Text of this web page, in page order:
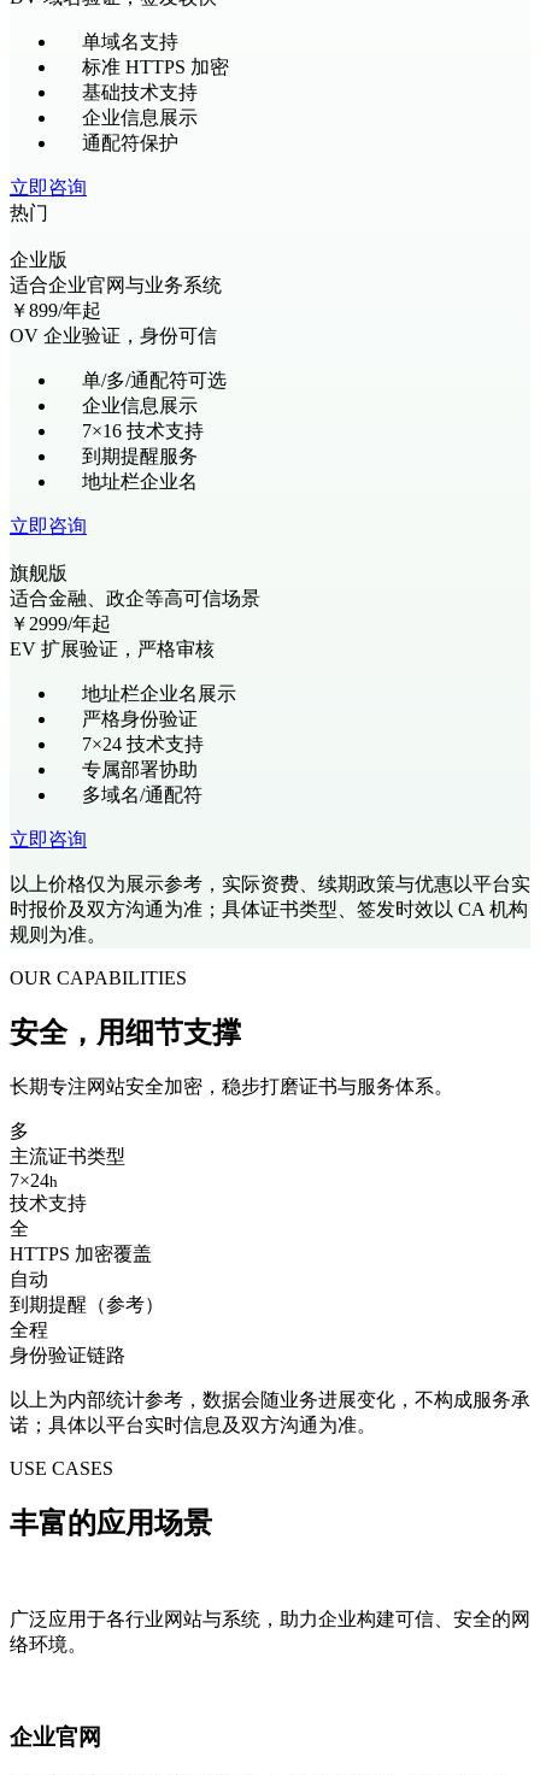
单域名支持
标准 HTTPS 加密
基础技术支持
企业信息展示
通配符保护
立即咨询
热门
企业版
适合企业官网与业务系统
￥899/年起
OV 企业验证，身份可信
单/多/通配符可选
企业信息展示
7×16 技术支持
到期提醒服务
地址栏企业名
立即咨询
旗舰版
适合金融、政企等高可信场景
￥ 2999/年起
EV 扩展验证，严格审核
地址栏企业名展示
严格身份验证
7×24 技术支持
专属部署协助
多域名/通配符
立即咨询
以上价格仅为展示参考，实际资费、续期政策与优惠以平台实
时报价及双方沟通为准；具体证书类型、签发时效以 CA 机构
规则为准。
OUR CAPABILITIES
安全，用细节支撑
长期专注网站安全加密，稳步打磨证书与服务体系。
多
主流证书类型
7×24h
技术支持
全
HTTPS 加密覆盖
自动
到期提醒（参考）
全程
身份验证链路
以上为内部统计参考，数据会随业务进展变化，不构成服务承
诺；具体以平台实时信息及双方沟通为准。
USE CASES
丰富的应用场景
广泛应用于各行业网站与系统，助力企业构建可信、安全的网
络环境。
企业官网